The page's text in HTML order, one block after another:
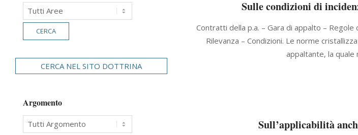
Sulle condizioni di
09-
Contratti della p.a. – Gara di appalto –
Rilevanza – Condizioni. Le norme
appaltante, la quale
Sull’applicabilità
CERCA NEL SITO DOTTRINA
Argomento